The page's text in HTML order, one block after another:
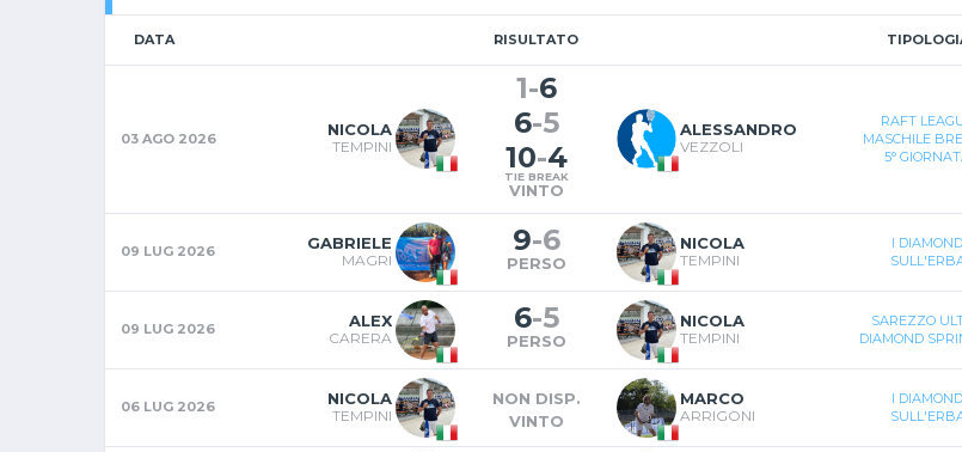
DATA RISULTATO
03 AGO 2026 NICOLA
TEMPINI
1-6
6-5
10-4
TIE BREAK
VINTO
ALESSANDRO
VEZZOLI
RAFT
MASCHILE
5°
09 LUG 2026 GABRIELE
MAGRI
9-6
PERSO
NICOLA
TEMPINI
I DIAMOND
09 LUG 2026 ALEX
CARERA
6-5
PERSO
NICOLA
TEMPINI
SAREZZO
DIAMOND
06 LUG 2026 NICOLA
TEMPINI
NON DISP.
VINTO
MARCO
ARRIGONI
I DIAMOND